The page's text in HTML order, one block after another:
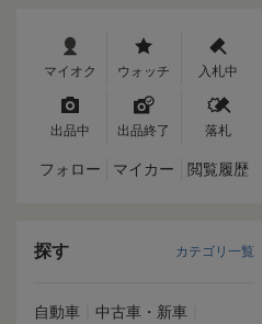
マイオク ウォッチ 入札中
出品中 出品終了 落札
フォロー マイカー 閲覧履歴
探す カテゴリ一覧
自動車 中古車・新車